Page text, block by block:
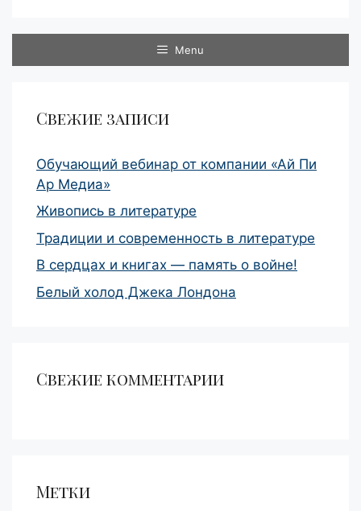
Menu
Свежие записи
Обучающий вебинар от компании «Ай Пи
Ар Медиа»
Живопись в литературе
Традиции и современность в литературе
В сердцах и книгах — память о войне!
Белый холод Джека Лондона
Свежие комментарии
Метки